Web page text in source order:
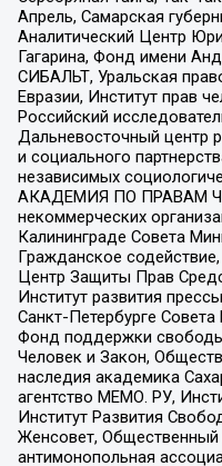
Апрель, Самарская
Аналитический Центр
Гагарина, Фонд имени
СИБАЛЬТ, Уральская
Евразии, Институт прав
Российский
Дальневосточный центр
и социального
независимых
АКАДЕМИЯ ПО ПРАВАМ
некоммерческих
Калининграде Совета
Гражданское
Центр Защиты Прав
Институт развития
Санкт-Петербурге
Фонд поддержки
Человек и Закон,
наследия академика
агентство МЕМО. РУ,
Институт Развития
Женсовет, Общественный
антимонопольная